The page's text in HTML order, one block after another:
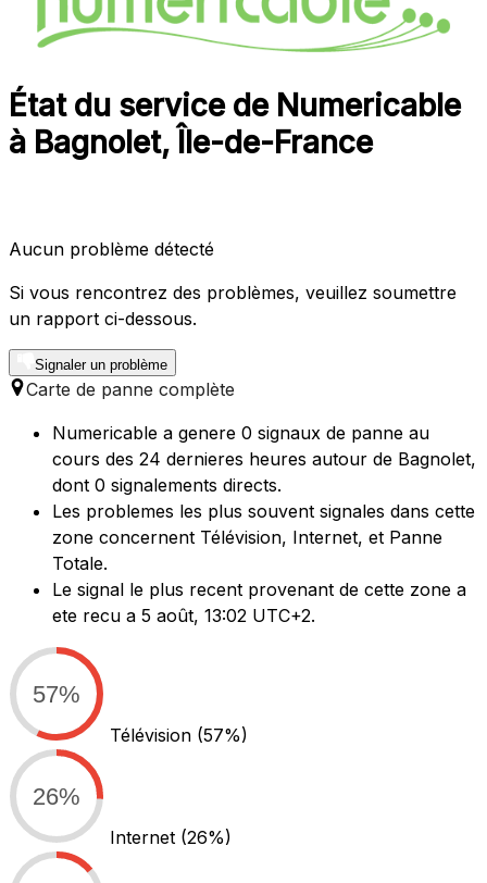
État du service de Numericable
à Bagnolet, Île-de-France
Aucun problème détecté
Si vous rencontrez des problèmes, veuillez soumettre
un rapport ci-dessous.
Signaler un problème
Carte de panne complète
Numericable a genere 0 signaux de panne au
cours des 24 dernieres heures autour de Bagnolet,
dont 0 signalements directs.
Les problemes les plus souvent signales dans cette
zone concernent Télévision, Internet, et Panne
Totale.
Le signal le plus recent provenant de cette zone a
ete recu a 5 août, 13:02 UTC+2.
57%
Télévision (57%)
26%
Internet (26%)